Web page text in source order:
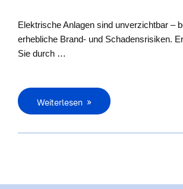
Elektrische Anlagen sind unverzichtbar –
erhebliche Brand- und Schadensrisiken.
Sie durch …
Weiterlesen